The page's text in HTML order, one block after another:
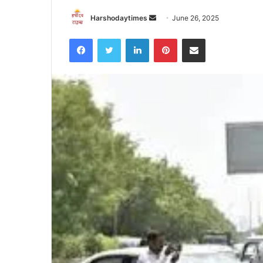
Harshodaytimes
Send
email
June 26, 2025
FacebookTwitter LinkedInPinterestShare via Email